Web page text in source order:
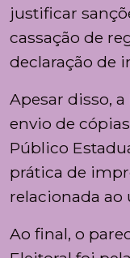
justificar
cassação de
declaração de
Apesar disso,
envio de
Público
prática de
relacionada ao
Ao final, o